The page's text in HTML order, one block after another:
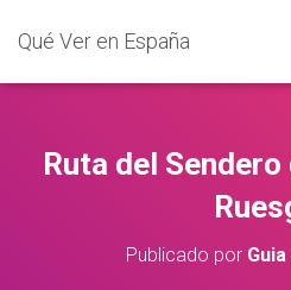
Qué Ver en España
Ruta del
Publicado por